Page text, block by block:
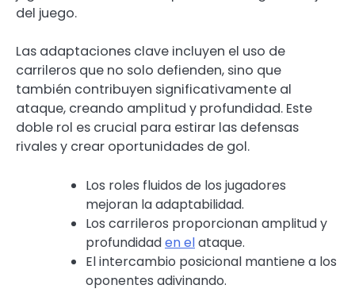
del juego.
Las adaptaciones clave incluyen el uso de
carrileros que no solo defienden, sino que
también contribuyen significativamente al
ataque, creando amplitud y profundidad. Este
doble rol es crucial para estirar las defensas
rivales y crear oportunidades de gol.
Los roles fluidos de los jugadores
mejoran la adaptabilidad.
Los carrileros proporcionan amplitud y
profundidaden elataque.
El intercambio posicional mantiene a los
oponentes adivinando.